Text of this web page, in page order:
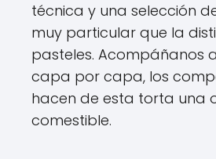
técnica y una selección
muy particular que la
pasteles. Acompáñanos
capa por capa, los
hacen de esta torta una
comestible.